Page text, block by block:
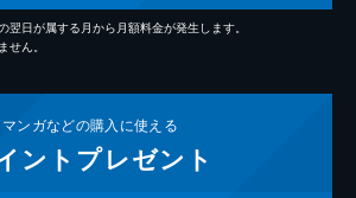
日が属する月から月額料金が発生します。
ん。
マンガなどの購入に使える
ント プレゼント